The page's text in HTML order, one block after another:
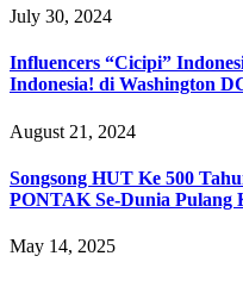
July 30, 2024
Influencers “Cicipi”
Indonesia! di Washington
August 21, 2024
Songsong HUT Ke 500
PONTAK Se-Dunia Pulang
May 14, 2025